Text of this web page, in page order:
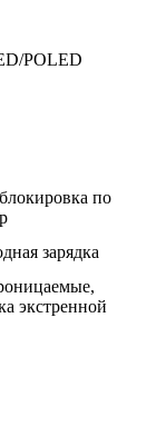
POLED
по
зарядка
экстренной